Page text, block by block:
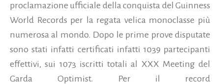
proclamazione ufficiale della conquista del Guinness
World Records per la regata velica monoclasse più
numerosa al mondo. Dopo le prime prove disputate
sono stati infatti certificati infatti 1039 partecipanti
effettivi, sui 1073 iscritti totali al XXX Meeting del
Garda Optimist. Per il record